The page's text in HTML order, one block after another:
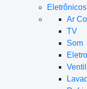
Eletrônicos
Ar
TV
Som